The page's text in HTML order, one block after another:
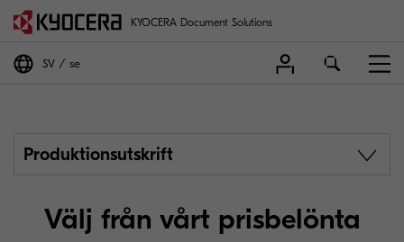
KYOCERA Document Solutions
SV se
Produktionsutskrift
Välj från vårt prisbelönta